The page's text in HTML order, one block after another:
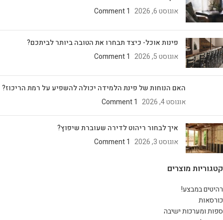
אוגוסט 6, 2026
1 Comment
פינות אוכל- כיצד תבחרו את הטובה ביותר לביתכם?
אוגוסט 5, 2026
1 Comment
האם הנוחות של פינת הלמידה יכולה להשפיע על רמת הריכוז?
אוגוסט 4, 2026
1 Comment
איך לבחור ריהוט לדירה שעוברת שיפוץ?
אוגוסט 3, 2026
1 Comment
קטגוריות מוצרים
רהיטים במבצע!
כורסאות
ספות ומערכות ישיבה